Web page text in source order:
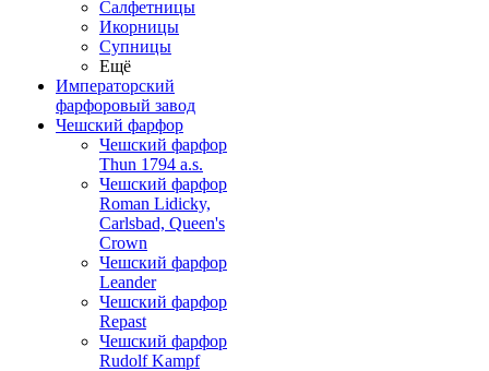
Салфетницы
Икорницы
Супницы
Ещё
Императорский
фарфоровый завод
Чешский фарфор
Чешский фарфор
Thun 1794 a.s.
Чешский фарфор
Roman Lidicky,
Carlsbad, Queen's
Crown
Чешский фарфор
Leander
Чешский фарфор
Repast
Чешский фарфор
Rudolf Kampf